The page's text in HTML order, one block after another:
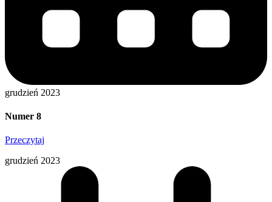
grudzień 2023
Numer 8
Przeczytaj
grudzień 2023